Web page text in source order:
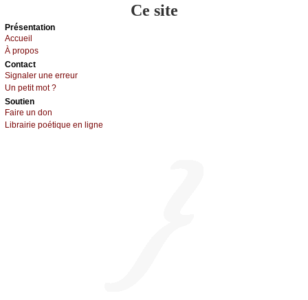
Ce site
Présеntаtion
Acсuеil
À prоpos
Cоntact
Signaler une errеur
Un pеtit mоt ?
Sоutien
Fаirе un dоn
Librairiе pоétique en lignе